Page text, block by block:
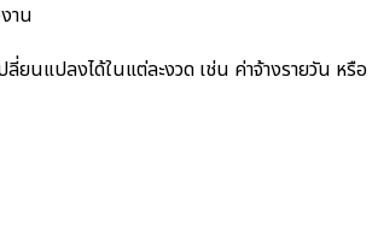
าน
ยนแปลงได้ในแต่ละงวด เช่น ค่าจ้างรายวัน หรือ